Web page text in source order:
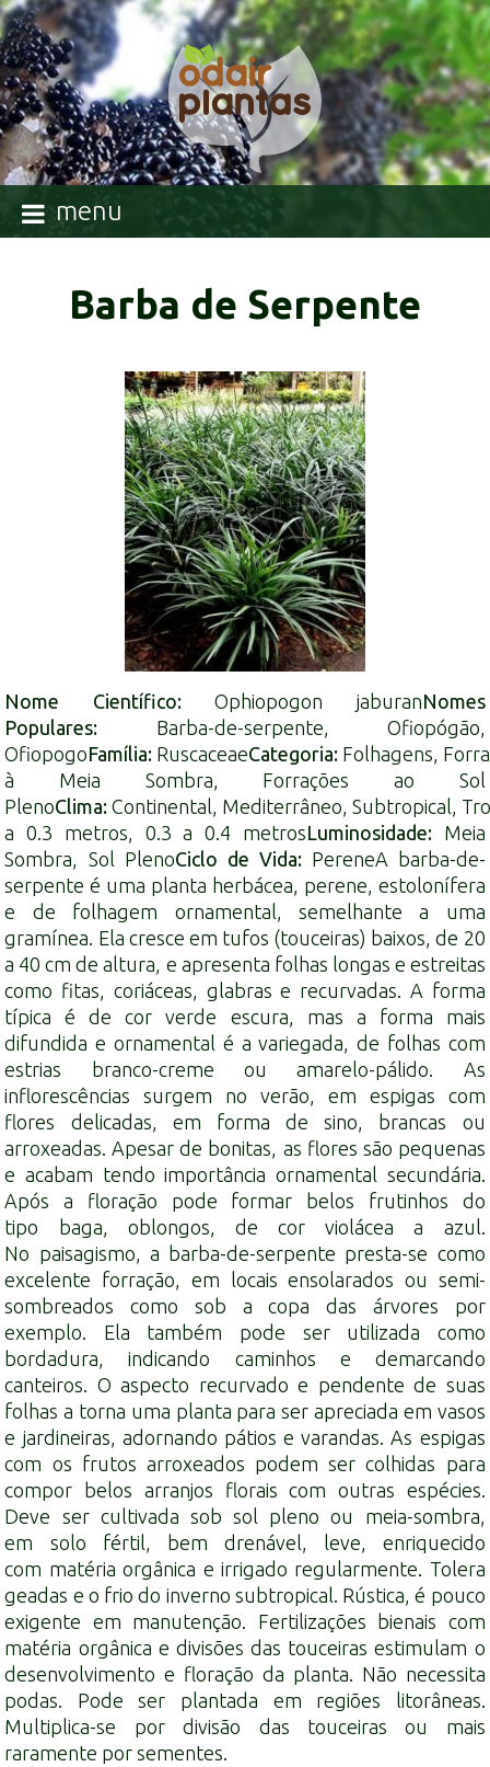
menu
Barba de Serpente
Nome Científico: Ophiopogon jaburanNomes
Populares: Barba-de-serpente, Ofiopógão,
OfiopogoFamília: RuscaceaeCategoria: Folhagens,
à Meia Sombra, Forrações ao Sol
PlenoClima: Continental, Mediterrâneo,Subtropical,
a 0.3 metros, 0.3 a 0.4 metrosLuminosidade:
Meia
Sombra, Sol PlenoCiclo de Vida: PereneA barba-de-
serpente é uma planta herbácea, perene, estolonífera
e de folhagem ornamental, semelhante a uma
gramínea. Ela cresce em tufos (touceiras) baixos, de 20
a 40 cm de altura, e apresenta folhas longas e estreitas
como fitas, coriáceas, glabras e recurvadas. A forma
típica é de cor verde escura, mas a forma mais
difundida e ornamental é a variegada, de folhas com
estrias branco-creme ou amarelo-pálido. As
inflorescências surgem no verão, em espigas com
flores delicadas, em forma de sino, brancas ou
arroxeadas. Apesar de bonitas, as flores são pequenas
e acabam tendo importância ornamental secundária.
Após a floração pode formar belos frutinhos do
tipo
baga, oblongos, de cor violácea a azul.
No paisagismo, a barba-de-serpente presta-se como
excelente forração, em locais ensolarados ou semi-
sombreados como sob acopa das árvores por
exemplo. Ela também pode ser utilizada como
bordadura, indicando caminhos e demarcando
canteiros. O aspecto recurvado e pendente de suas
folhas a torna uma planta para ser apreciada em vasos
e jardineiras, adornando pátios e varandas. As espigas
com os frutos arroxeados podem ser colhidas para
compor belos arranjos florais com outras espécies.
Deve ser cultivada sob sol pleno ou meia-sombra,
em solo fértil, bem drenável, leve, enriquecido
com matéria orgânica e irrigado regularmente. Tolera
geadas e o frio do inverno subtropical. Rústica, é pouco
exigente em manutenção. Fertilizações bienais com
matéria orgânica e divisões das touceiras estimulam o
desenvolvimento e floração da planta. Não necessita
podas. Pode ser plantada em regiões litorâneas.
Multiplica-se por divisão das touceiras ou mais
raramente por sementes.